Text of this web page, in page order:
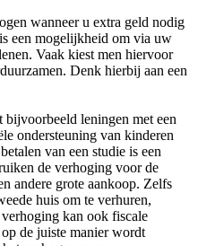
wanneer u extra geld nodig
een mogelijkheid om via uw
Vaak kiest men hiervoor
Denk hierbij aan een
leningen met een
ondersteuning van kinderen
van een studie is een
de verhoging voor de
andere grote aankoop. Zelfs
huis om te verhuren,
kan ook fiscale
de juiste manier wordt